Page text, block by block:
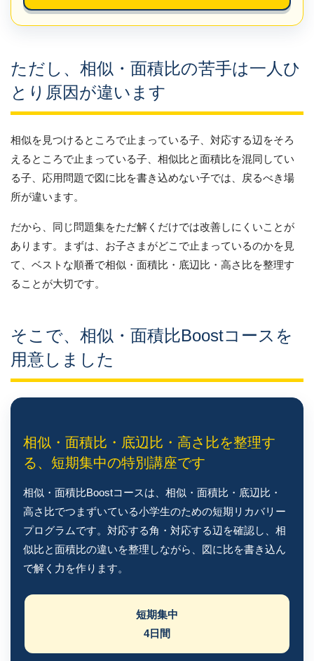
ただし、相似・面積比の苦手は一人ひ
とり原因が違います
相似を見つけるところで止まっている子、対応する辺をそろ
えるところで止まっている子、相似比と面積比を混同してい
る子、応用問題で図に比を書き込めない子では、戻るべき場
所が違います。
だから、同じ問題集をただ解くだけでは改善しにくいことが
あります。まずは、お子さまがどこで止まっているのかを見
て、ベストな順番で相似・面積比・底辺比・高さ比を整理す
ることが大切です。
そこで、相似・面積比Boostコースを
用意しました
相似・面積比・底辺比・高さ比を整理す
る、短期集中の特別講座です
相似・面積比Boostコースは、相似・面積比・底辺比・
高さ比でつまずいている小学生のための短期リカバリー
プログラムです。対応する角・対応する辺を確認し、相
似比と面積比の違いを整理しながら、図に比を書き込ん
で解く力を作ります。
短期集中
4日間